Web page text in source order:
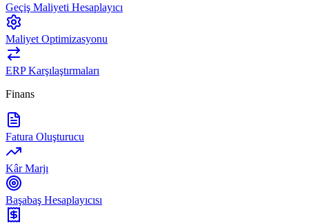
Geçiş Maliyeti Hesaplayıcı
Maliyet Optimizasyonu
ERP Karşılaştırmaları
Finans
Fatura Oluşturucu
Kâr Marjı
Başabaş Hesaplayıcısı